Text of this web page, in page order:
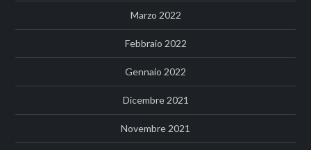
Marzo 2022
Febbraio 2022
Gennaio 2022
Dicembre 2021
Novembre 2021